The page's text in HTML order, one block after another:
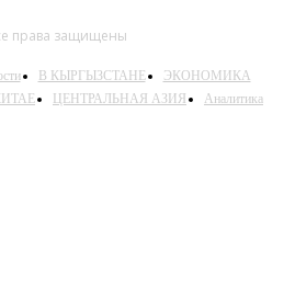
права защищены
В КЫРГЫЗСТАНЕ
ЭКОНОМИКА
ЦЕНТРАЛЬНАЯ АЗИЯ Аналитика